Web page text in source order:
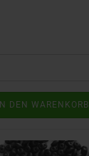
IN DEN WARENKORB